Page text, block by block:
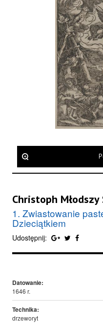
Christoph Młodszy
1. Zwiastowanie
Dzieciątkiem
Udostępnij:
Datowanie:
1646 r.
Technika:
drzeworyt